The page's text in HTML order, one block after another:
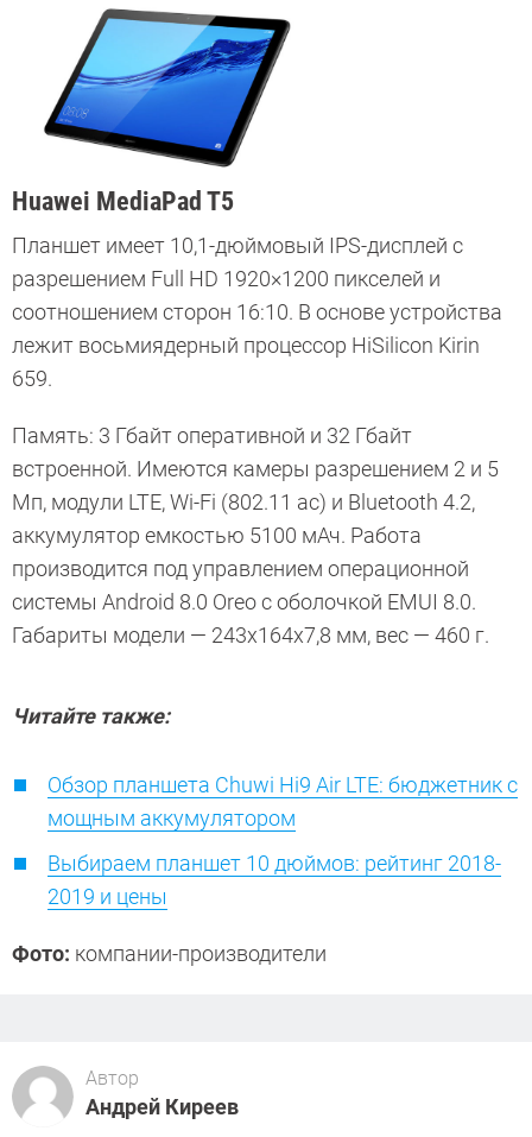
Huawei MediaPad T5
Планшет имеет 10,1-дюймовый IPS-дисплей с
разрешением Full HD 1920×1200 пикселей и
соотношением сторон 16:10. В основе устройства
лежит восьмиядерный процессор HiSilicon Kirin
659.
Память: 3 Гбайт оперативной и 32 Гбайт
встроенной. Имеются камеры разрешением 2 и 5
Мп, модули LTE, Wi-Fi (802.11 ac) и Bluetooth 4.2,
аккумулятор емкостью 5100 мАч. Работа
производится под управлением операционной
системы Android 8.0 Oreo с оболочкой EMUI 8.0.
Габариты модели — 243x164x7,8 мм, вес — 460 г.
Читайте также:
Обзор планшета Chuwi Hi9 Air LTE: бюджетник с
мощным аккумулятором
Выбираем планшет 10 дюймов: рейтинг 2018-
2019 и цены
Фото: компании-производители
Автор
Андрей Киреев